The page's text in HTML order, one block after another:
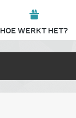
HOE WERKT HET?